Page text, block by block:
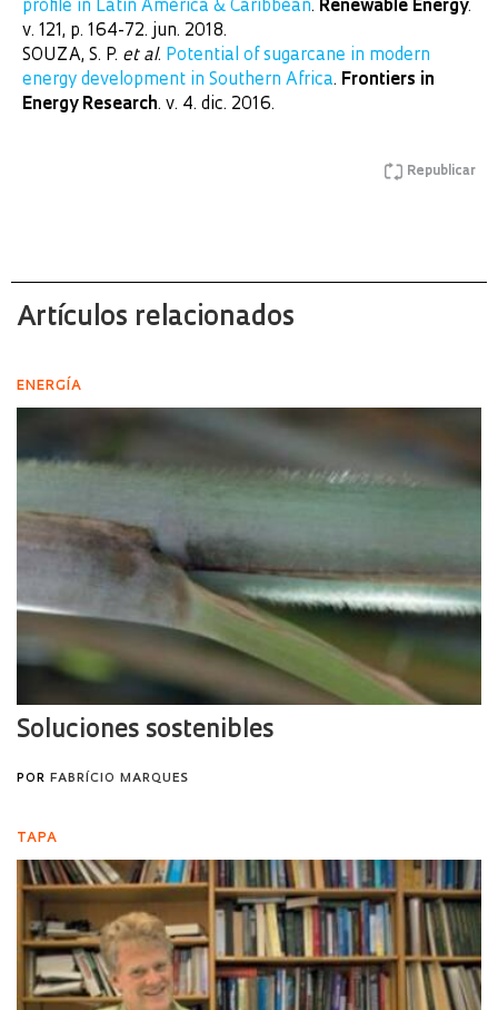
profile in Latin America & Caribbean. Renewable Energy.
v. 121, p. 164-72. jun. 2018.
SOUZA, S. P. et al. Potential of sugarcane in modern
energy development in Southern Africa. Frontiers in
Energy Research. v. 4. dic. 2016.
Republicar